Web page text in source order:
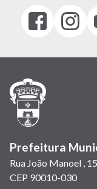
Facebook
(link
em
janela)
Instagram
(link
em
Prefeitura
Rua João Manoel ,
CEP 90010-030